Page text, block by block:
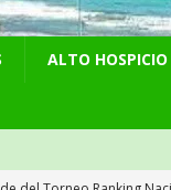
ALTO HOSPICIO